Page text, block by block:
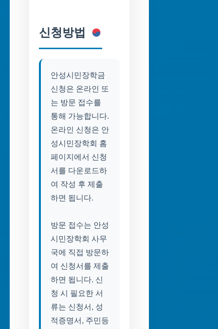
신청방법
안성시민장학금
신청은 온라인 또
는 방문 접수를
통해 가능합니다.
온라인 신청은 안
성시민장학회 홈
페이지에서 신청
서를 다운로드하
여 작성 후 제출
하면 됩니다.
방문 접수는 안성
시민장학회 사무
국에 직접 방문하
여 신청서를 제출
하면 됩니다. 신
청 시 필요한 서
류는 신청서, 성
적증명서, 주민등